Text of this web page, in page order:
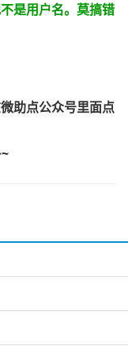
是用户名。莫搞错
助点公众号里面点